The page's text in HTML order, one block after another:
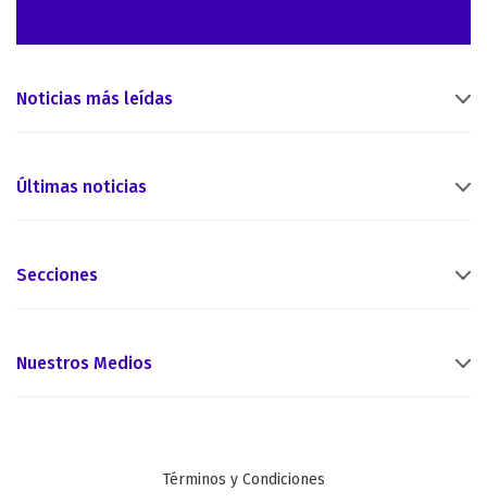
Noticias más leídas
Últimas noticias
Secciones
Nuestros Medios
Términos y Condiciones